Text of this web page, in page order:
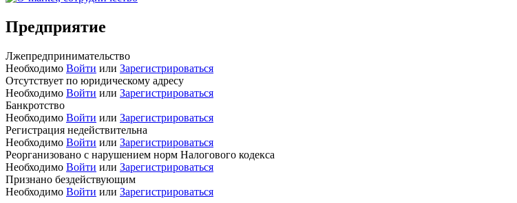
Предприятие
Лжепредпринимательство
Необходимо Войти или Зарегистрироваться
Отсутствует по юридическому адресу
Необходимо Войти или Зарегистрироваться
Банкротство
Необходимо Войти или Зарегистрироваться
Регистрация недействительна
Необходимо Войти или Зарегистрироваться
Реорганизовано с нарушением норм Налогового кодекса
Необходимо Войти или Зарегистрироваться
Признано бездействующим
Необходимо Войти или Зарегистрироваться